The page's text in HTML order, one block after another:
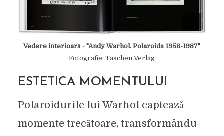
Vedere interioară - "Andy Warhol. Polaroids 1958-1987"
Fotografie: Taschen Verlag
ESTETICA MOMENTULUI
Polaroidurile lui Warhol captează
momente trecătoare, transformându-